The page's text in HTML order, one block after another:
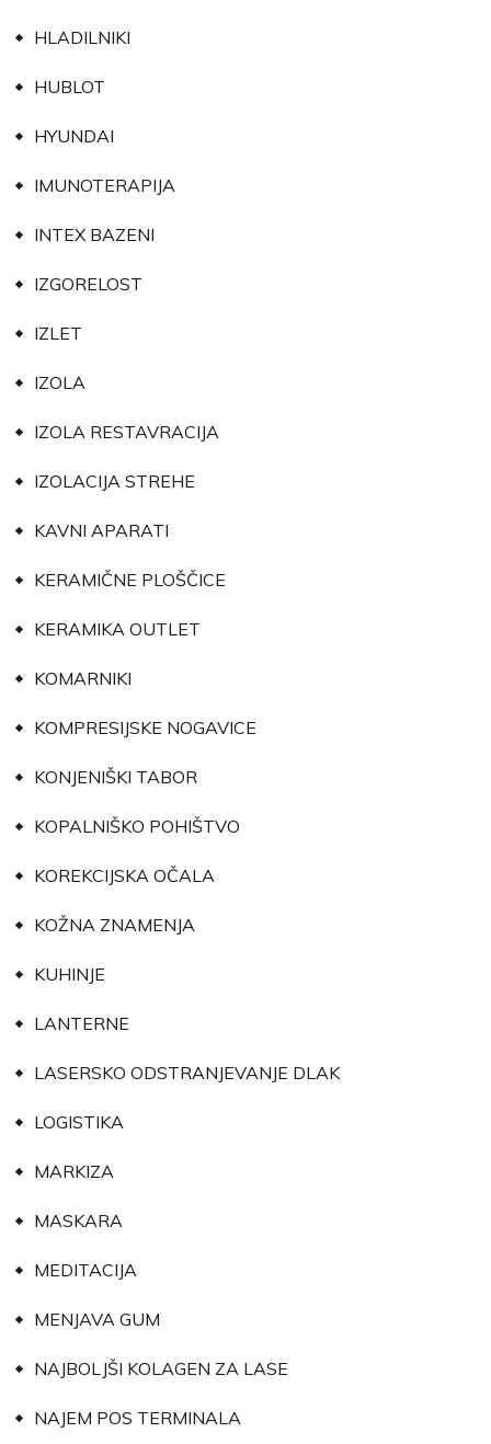
HLADILNIKI
HUBLOT
HYUNDAI
IMUNOTERAPIJA
INTEX BAZENI
IZGORELOST
IZLET
IZOLA
IZOLA RESTAVRACIJA
IZOLACIJA STREHE
KAVNI APARATI
KERAMIČNE PLOŠČICE
KERAMIKA OUTLET
KOMARNIKI
KOMPRESIJSKE NOGAVICE
KONJENIŠKI TABOR
KOPALNIŠKO POHIŠTVO
KOREKCIJSKA OČALA
KOŽNA ZNAMENJA
KUHINJE
LANTERNE
LASERSKO ODSTRANJEVANJE DLAK
LOGISTIKA
MARKIZA
MASKARA
MEDITACIJA
MENJAVA GUM
NAJBOLJŠI KOLAGEN ZA LASE
NAJEM POS TERMINALA